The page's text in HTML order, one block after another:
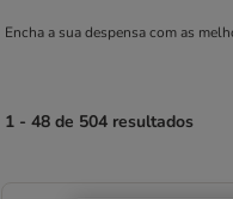
Encha a sua despensa com as
1 - 48 de 504 resultados